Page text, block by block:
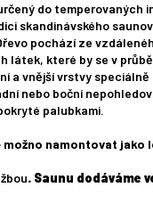
do temperovaných
skandinávského
pochází ze
které by se v
vnější vrstvy speciálně
nebo boční
palubkami.
možno namontovat jako
. Saunu dodáváme